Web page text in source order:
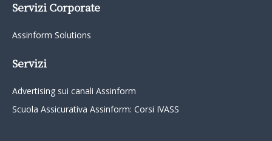
Servizi Corporate
Assinform Solutions
Servizi
Advertising sui canali Assinform
Scuola Assicurativa Assinform: Corsi IVASS